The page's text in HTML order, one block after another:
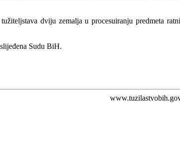
dviju zemalja u procesuiranju predmeta
Sudu BiH.